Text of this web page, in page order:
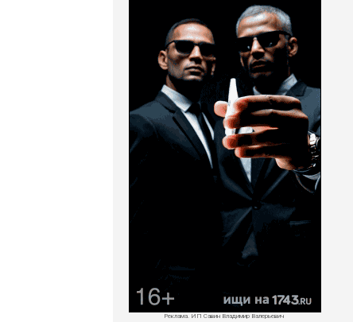
Реклама. ИП Савин Владимир Валерьевич